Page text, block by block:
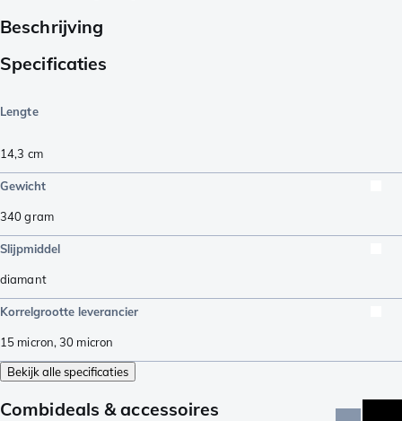
Beschrijving
Specificaties
Lengte
14,3 cm
Gewicht
340gram
Slijpmiddel
diamant
Korrelgrootte leverancier
15 micron,30 micron
Bekijk alle specificaties
Combideals & accessoires